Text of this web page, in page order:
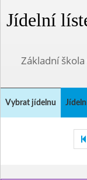
Jídelní
Základní
Vybrat jídelnu